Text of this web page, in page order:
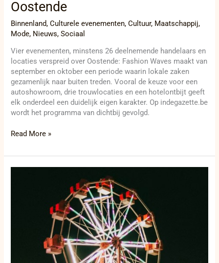
Oostende
Binnenland,Culturele evenementen,Cultuur, Maatschappij,
Mode, Nieuws,Sociaal
Vier evenementen, minstens 26 deelnemende handelaars en
locaties verspreid over Oostende: Fashion Waves maakt van
september en oktober een periode waarin lokale zaken
gezamenlijk naar buiten treden. Vooral de keuze voor een
autoshowroom, drie trouwlocaties en een hotelontbijt geeft
elk onderdeel een duidelijk eigen karakter. Op indegazette.be
wordt het programma van dichtbij gevolgd.
Read More »